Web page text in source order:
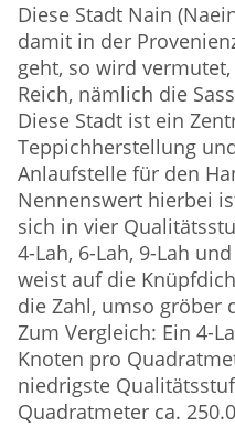
Diese Stadt Nain
damit in der
geht, so wird
Reich, nämlich die
Diese Stadt ist ein
Teppichherstellung
Anlaufstelle für den
Nennenswert hierbei
sich in vier
4-Lah, 6-Lah, 9-Lah
weist auf die
die Zahl, umso gröber
Zum Vergleich: Ein 4-
Knoten pro
niedrigste
Quadratmeter ca.